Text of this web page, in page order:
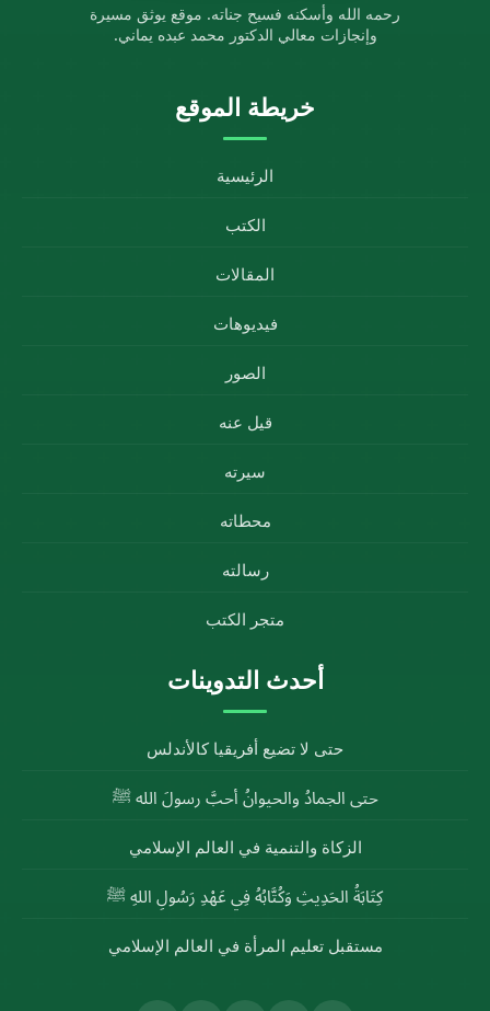
رحمه الله وأسكنه فسيح جناته. موقع يوثق مسيرة
وإنجازات معالي الدكتور محمد عبده يماني.
خريطة الموقع
الرئيسية
الكتب
المقالات
فيديوهات
الصور
قيل عنه
سيرته
محطاته
رسالته
متجر الكتب
أحدث التدوينات
حتى لا تضيع أفريقيا كالأندلس
حتى الجمادُ والحيوانُ أحبَّ رسولَ الله ﷺ
الزكاة والتنمية في العالم الإسلامي
كِتَابَةُ الحَدِيثِ وَكُتَّابُهُ فِي عَهْدِ رَسُولِ اللهِ ﷺ
مستقبل تعليم المرأة في العالم الإسلامي